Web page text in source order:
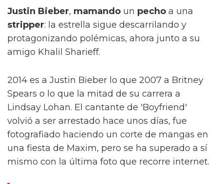
Justin Bieber, mamando un pecho a una
stripper: la estrella sigue descarrilando y
protagonizando polémicas, ahora junto a su
amigo Khalil Sharieff.
2014 es a Justin Bieber lo que 2007 a Britney
Spears o lo que la mitad de su carrera a
Lindsay Lohan. El cantante de 'Boyfriend'
volvió a ser arrestado hace unos días, fue
fotografiado haciendo un corte de mangas en
una fiesta de Maxim, pero se ha superado a sí
mismo con la última foto que recorre internet.